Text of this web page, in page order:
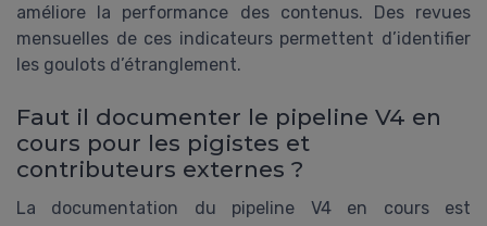
améliore la performance des contenus. Des revues
mensuelles de ces indicateurs permettent d’identifier
les goulots d’étranglement.
Faut il documenter le pipeline V4 en
cours pour les pigistes et
contributeurs externes ?
La documentation du pipeline V4 en cours est